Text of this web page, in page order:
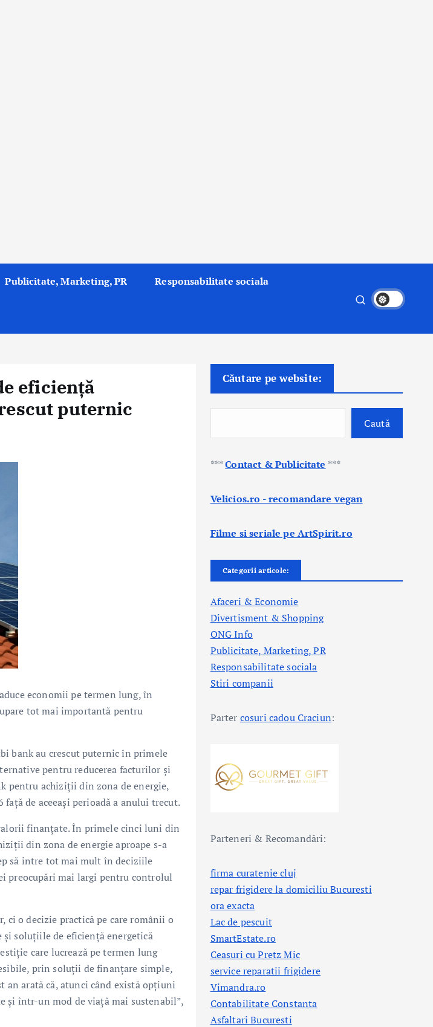
Publicitate, Marketing, PR Responsabilitate sociala
eficiență
puternic
economii pe termen lung, în
tot mai importantă pentru
bank au crescut puternic în primele
pentru reducerea facturilor și
pentru achiziții din zona de energie,
de aceeași perioadă a anului trecut.
finanțate. În primele cinci luni din
din zona de energie aproape s-a
să intre tot mai mult în deciziile
preocupări mai largi pentru controlul
ci o decizie practică pe care românii o
soluțiile de eficiență energetică
care lucrează pe termen lung
prin soluții de finanțare simple,
an arată că, atunci când există opțiuni
și într-un mod de viață mai sustenabil”,
Căutare pe website:
Caută
***Contact & Publicitate ***
Velicios.ro - recomandare vegan
Filme si seriale pe ArtSpirit.ro
Categorii articole:
Afaceri & Economie
Divertisment & Shopping
ONG Info
Publicitate, Marketing, PR
Responsabilitate sociala
Stiri companii
Parter cosuri cadou Craciun:
Parteneri & Recomandări:
firma curatenie cluj
repar frigidere la domiciliu Bucuresti
ora exacta
Lac de pescuit
SmartEstate.ro
Ceasuri cu Pretz Mic
service reparatii frigidere
Vimandra.ro
Contabilitate Constanta
Asfaltari Bucuresti